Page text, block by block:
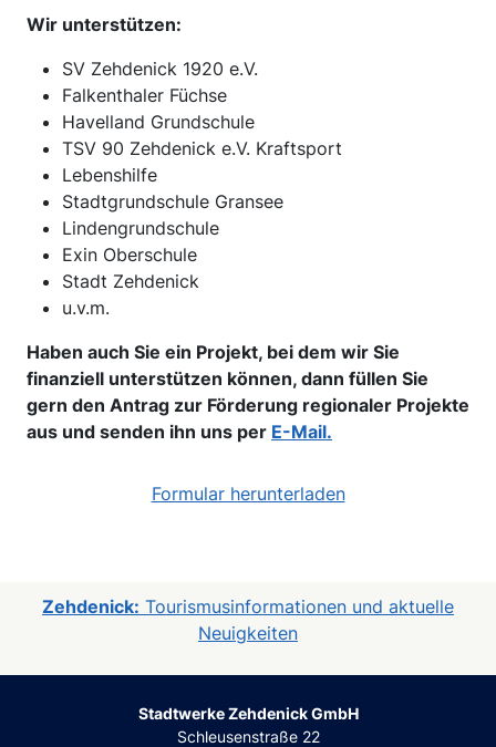
Wir unterstützen:
SV Zehdenick 1920 e.V.
Falkenthaler Füchse
Havelland Grundschule
TSV 90 Zehdenick e.V. Kraftsport
Lebenshilfe
Stadtgrundschule Gransee
Lindengrundschule
Exin Oberschule
Stadt Zehdenick
u.v.m.
Haben auch Sie ein Projekt, bei dem wir Sie
finanziell unterstützen können, dann füllen Sie
gern den Antrag zur Förderung regionaler Projekte
aus und senden ihn uns per E-Mail.
Formular herunterladen
Zehdenick: Tourismusinformationen und aktuelle
Neuigkeiten
Stadtwerke Zehdenick GmbH
Schleusenstraße 22